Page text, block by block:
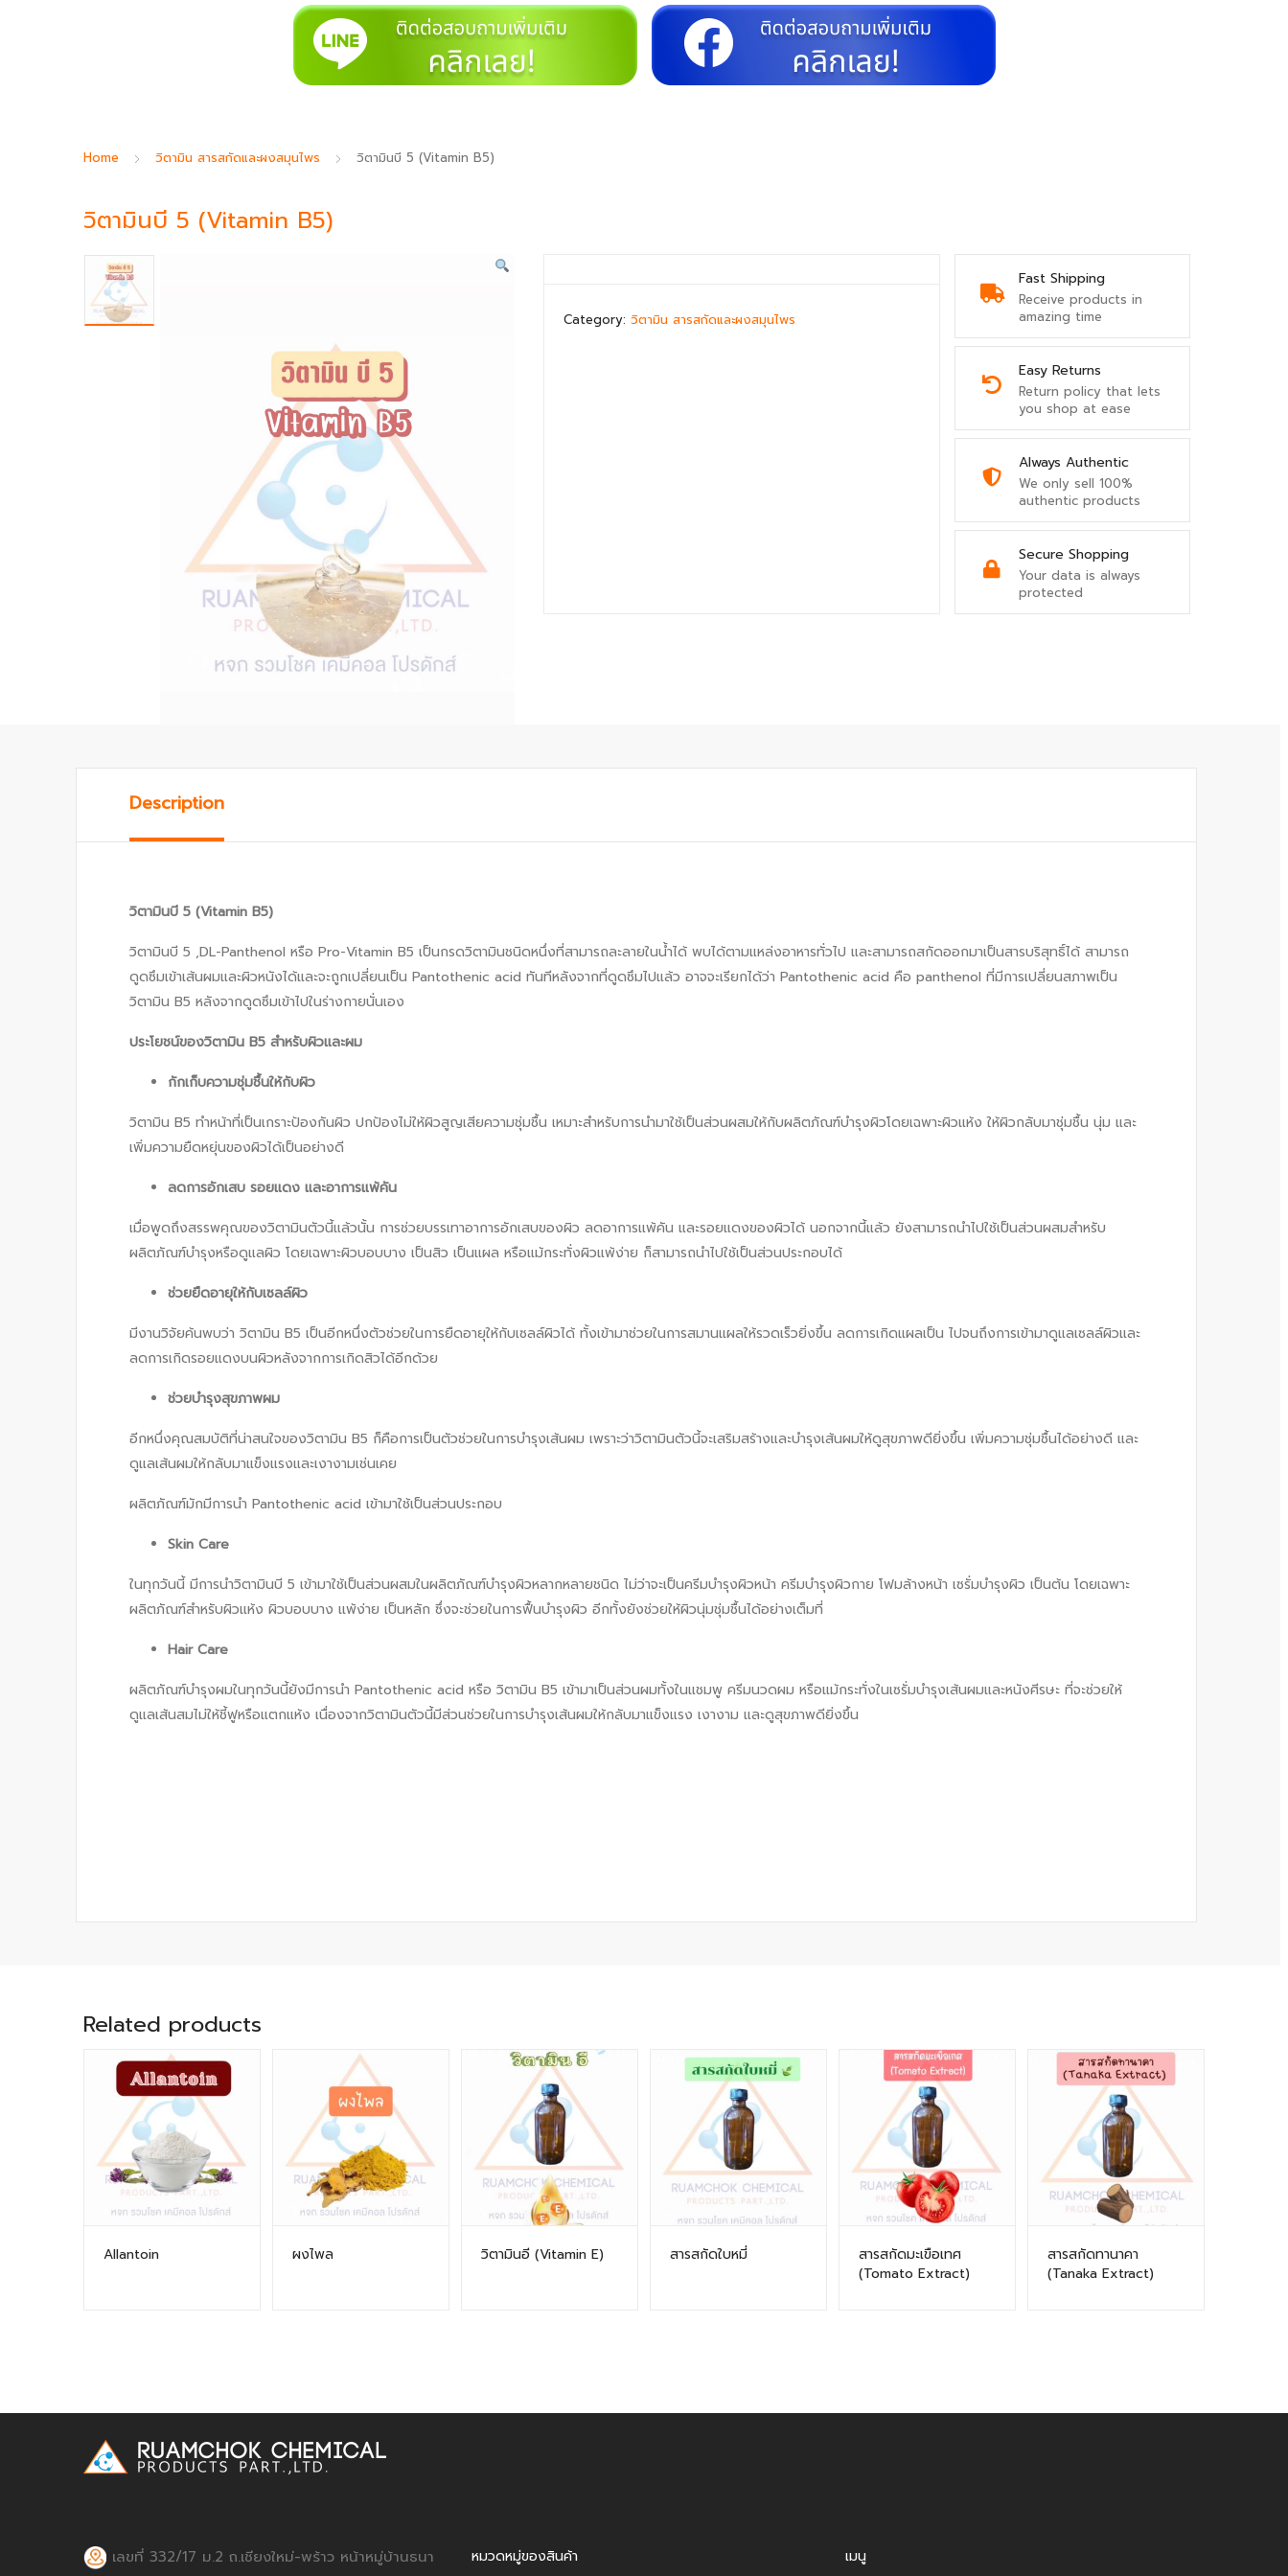
Home วิตามิน สารสกัดและผงสมุนไพร วิตามินบี 5 (Vitamin B5)
วิตามินบี 5 (Vitamin B5)
Fast Shipping
Receive products in
amazing time
Easy Returns
Return policy that lets
you shop at ease
Always Authentic
We only sell 100%
authentic products
Secure Shopping
Your data is always
protected
Category: วิตามิน สารสกัดและผงสมุนไพร
Description
วิตามินบี 5 (Vitamin B5)
วิตามินบี 5 ,DL-Panthenol หรือ Pro-Vitamin B5 เป็นกรดวิตามินชนิดหนึ่งที่สามารถละลายในน้ำได้ พบได้ตามแหล่งอาหารทั่วไป และสามารถสกัดออกมาเป็นสารบริสุทธิ์ได้ สามารถ
ดูดซึมเข้าเส้นผมและผิวหนังได้และจะถูกเปลี่ยนเป็น Pantothenic acid ทันทีหลังจากที่ดูดซึมไปแล้ว อาจจะเรียกได้ว่า Pantothenic acid คือ panthenol ที่มีการเปลี่ยนสภาพเป็น
วิตามิน B5 หลังจากดูดซึมเข้าไปในร่างกายนั่นเอง
ประโยชน์ของวิตามิน B5 สำหรับผิวและผม
กักเก็บความชุ่มชื้นให้กับผิว
วิตามิน B5 ทำหน้าที่เป็นเกราะป้องกันผิว ปกป้องไม่ให้ผิวสูญเสียความชุ่มชื้น เหมาะสำหรับการนำมาใช้เป็นส่วนผสมให้กับผลิตภัณฑ์บำรุงผิวโดยเฉพาะผิวแห้ง ให้ผิวกลับมาชุ่มชื้น นุ่ม และ
เพิ่มความยืดหยุ่นของผิวได้เป็นอย่างดี
ลดการอักเสบ รอยแดง และอาการแพ้คัน
เมื่อพูดถึงสรรพคุณของวิตามินตัวนี้แล้วนั้น การช่วยบรรเทาอาการอักเสบของผิว ลดอาการแพ้คัน และรอยแดงของผิวได้ นอกจากนี้แล้ว ยังสามารถนำไปใช้เป็นส่วนผสมสำหรับ
ผลิตภัณฑ์บำรุงหรือดูแลผิว โดยเฉพาะผิวบอบบาง เป็นสิว เป็นแผล หรือแม้กระทั่งผิวแพ้ง่าย ก็สามารถนำไปใช้เป็นส่วนประกอบได้
ช่วยยืดอายุให้กับเซลล์ผิว
มีงานวิจัยค้นพบว่า วิตามิน B5 เป็นอีกหนึ่งตัวช่วยในการยืดอายุให้กับเซลล์ผิวได้ ทั้งเข้ามาช่วยในการสมานแผลให้รวดเร็วยิ่งขึ้น ลดการเกิดแผลเป็น ไปจนถึงการเข้ามาดูแลเซลล์ผิวและ
ลดการเกิดรอยแดงบนผิวหลังจากการเกิดสิวได้อีกด้วย
ช่วยบำรุงสุขภาพผม
อีกหนึ่งคุณสมบัติที่น่าสนใจของวิตามิน B5 ก็คือการเป็นตัวช่วยในการบำรุงเส้นผม เพราะว่าวิตามินตัวนี้จะเสริมสร้างและบำรุงเส้นผมให้ดูสุขภาพดียิ่งขึ้น เพิ่มความชุ่มชื้นได้อย่างดี และ
ดูแลเส้นผมให้กลับมาแข็งแรงและเงางามเช่นเคย
ผลิตภัณฑ์มักมีการนำ Pantothenic acid เข้ามาใช้เป็นส่วนประกอบ
Skin Care
ในทุกวันนี้ มีการนำวิตามินบี 5 เข้ามาใช้เป็นส่วนผสมในผลิตภัณฑ์บำรุงผิวหลากหลายชนิด ไม่ว่าจะเป็นครีมบำรุงผิวหน้า ครีมบำรุงผิวกาย โฟมล้างหน้า เซรั่มบำรุงผิว เป็นต้น โดยเฉพาะ
ผลิตภัณฑ์สำหรับผิวแห้ง ผิวบอบบาง แพ้ง่าย เป็นหลัก ซึ่งจะช่วยในการฟื้นบำรุงผิว อีกทั้งยังช่วยให้ผิวนุ่มชุ่มชื้นได้อย่างเต็มที่
Hair Care
ผลิตภัณฑ์บำรุงผมในทุกวันนี้ยังมีการนำ Pantothenic acid หรือ วิตามิน B5 เข้ามาเป็นส่วนผมทั้งในแชมพู ครีมนวดผม หรือแม้กระทั่งในเซรั่มบำรุงเส้นผมและหนังศีรษะ ที่จะช่วยให้
ดูแลเส้นสมไม่ให้ชี้ฟูหรือแตกแห้ง เนื่องจากวิตามินตัวนี้มีส่วนช่วยในการบำรุงเส้นผมให้กลับมาแข็งแรง เงางาม และดูสุขภาพดียิ่งขึ้น
Related products
Allantoin ผงไพล วิตามินอี (Vitamin E) สารสกัดใบหมี่
สารสกัดมะเขือเทศ
(Tomato Extract)
สารสกัดทานาคา
(Tanaka Extract)
เลขที่ 332/17 ม.2 ถ.เชียงใหม่-พร้าว หน้าหมู่บ้านธนา หมวดหมู่ของสินค้า เมนู